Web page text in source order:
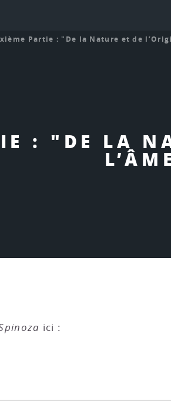
: "DE LA
Partie : "De la Nature et de
ici :